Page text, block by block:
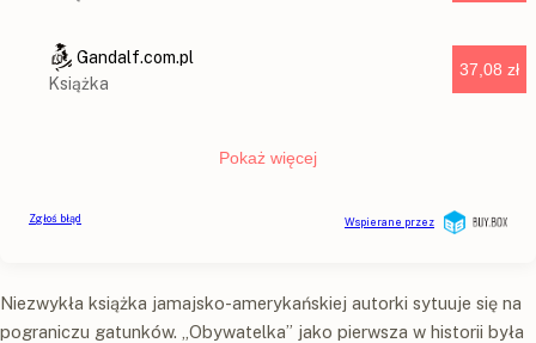
Niezwykła książka jamajsko-amerykańskiej autorki sytuuje się na
pograniczu gatunków. „Obywatelka” jako pierwsza w historii była